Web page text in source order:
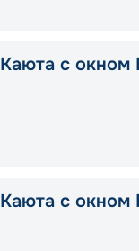
Каюта с окном
Каюта с окном